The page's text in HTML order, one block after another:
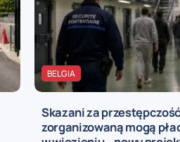
BELGIA
Skazani za przestępczość
zorganizowaną mogą